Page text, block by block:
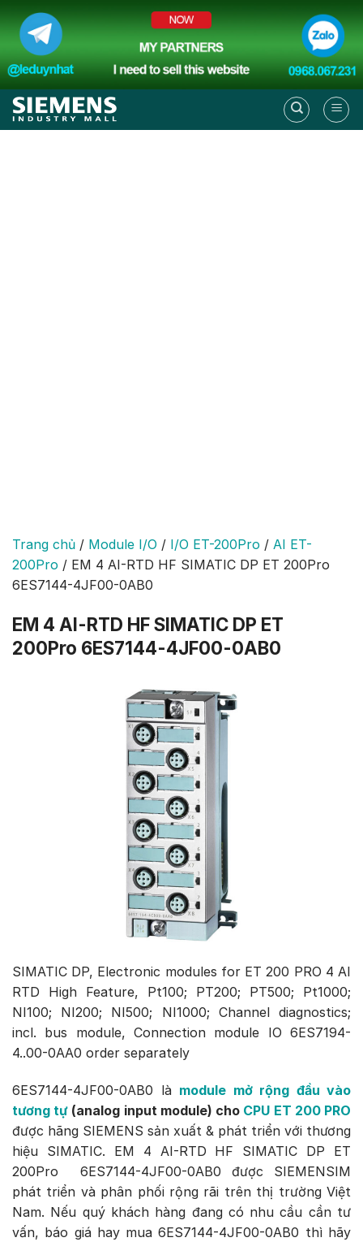
to
content
Trang chủ / Module I/O / I/O ET-200Pro / AI ET-
200Pro / EM 4 AI-RTD HF SIMATIC DP ET 200Pro
6ES7144-4JF00-0AB0
EM 4 AI-RTD HF SIMATIC DP ET
200Pro 6ES7144-4JF00-0AB0
SIMATIC DP, Electronic modules for ET 200 PRO 4 AI
RTD High Feature, Pt100; PT200; PT500; Pt1000;
NI100; NI200; NI500; NI1000; Channel diagnostics;
incl. bus module, Connection module IO 6ES7194-
4..00-0AA0 order separately
6ES7144-4JF00-0AB0 là module mở rộng đầu vào
tương tự (analog input module) cho CPU ET 200 PRO
được hãng SIEMENS sản xuất & phát triển với thương
hiệu SIMATIC. EM 4 AI-RTD HF SIMATIC DP ET
200Pro 6ES7144-4JF00-0AB0 được SIEMENSIM
phát triển và phân phối rộng rãi trên thị trường Việt
Nam. Nếu quý khách hàng đang có nhu cầu cần tư
vấn, báo giá hay mua 6ES7144-4JF00-0AB0 thì hãy